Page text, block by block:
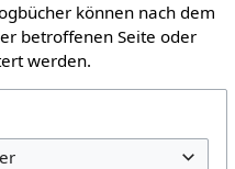
können nach dem
betroffenen Seite oder
werden.